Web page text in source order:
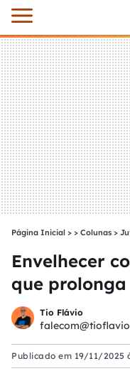
Página Inicial > Colunas >
Envelhecer
que
Tio Flávio
Publicado em 19/11/2025